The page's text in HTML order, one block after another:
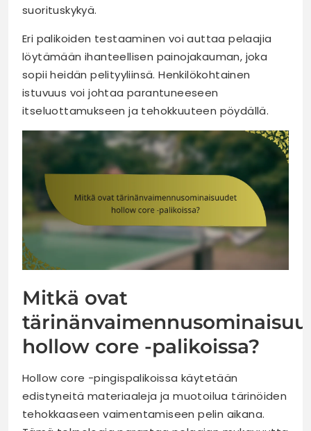
suorituskykyä.
Eri palikoiden testaaminen voi auttaa pelaajia
löytämään ihanteellisen painojakauman, joka
sopii heidän pelityyliinsä. Henkilökohtainen
istuvuus voi johtaa parantuneeseen
itseluottamukseen ja tehokkuuteen pöydällä.
Mitkä ovat
hollow core -palikoissa?
Hollow core -pingispalikoissa käytetään
edistyneitä materiaaleja ja muotoilua tärinöiden
tehokkaaseen vaimentamiseen pelin aikana.